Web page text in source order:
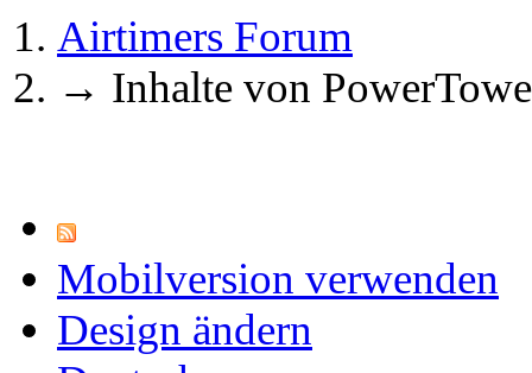
Airtimers Forum
→ Inhalte von
Mobilversion verwenden
Design ändern